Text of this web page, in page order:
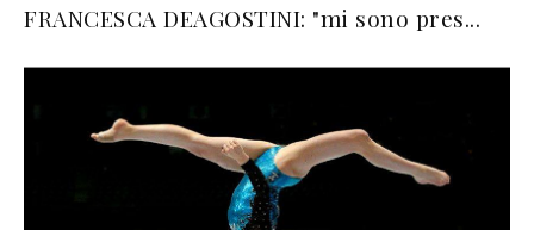
FRANCESCA DEAGOSTINI: "mi sono pres...